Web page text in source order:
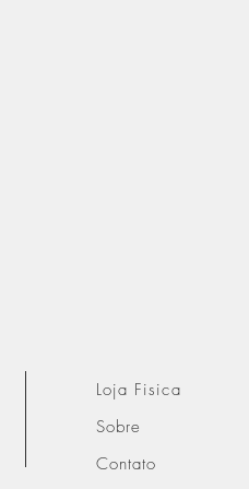
Loja Fisica
Sobre
Contato